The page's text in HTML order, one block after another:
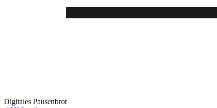
Digitales Pausenbrot